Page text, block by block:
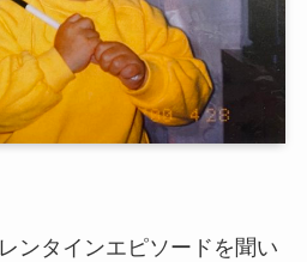
ンタインエピソードを聞い